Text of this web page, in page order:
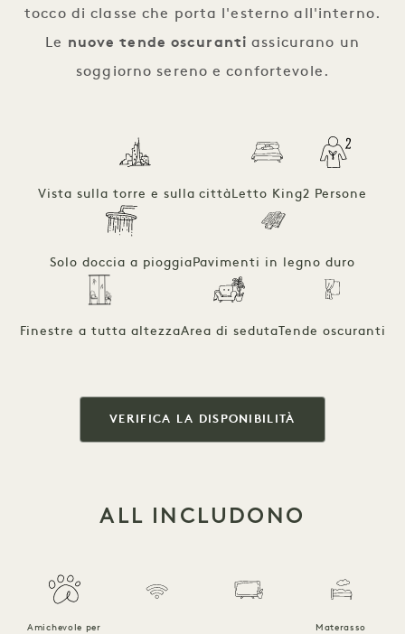
tocco di classe che porta l'esterno all'interno.
Le nuove tende oscuranti assicurano un
soggiorno sereno e confortevole.
Vista sulla torre e sulla cittàLetto King2 Persone
Solo doccia a pioggiaPavimenti in legno duro
Finestre a tutta altezzaArea di seduta Tende oscuranti
VERIFICA LA DISPONIBILITÀ
ALL INCLUDONO
Amichevole per
Materasso